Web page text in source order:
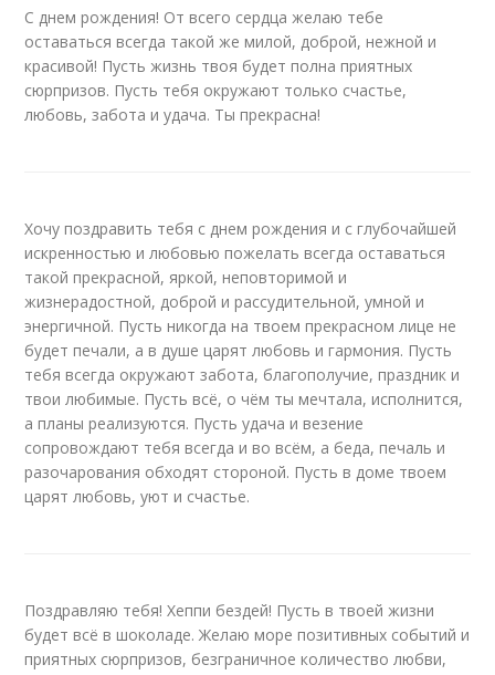
С днем рождения! От всего сердца желаю тебе
оставаться всегда такой же милой, доброй, нежной и
красивой! Пусть жизнь твоя будет полна приятных
сюрпризов. Пусть тебя окружают только счастье,
любовь, забота и удача. Ты прекрасна!
Хочу поздравить тебя с днем рождения и с глубочайшей
искренностью и любовью пожелать всегда оставаться
такой прекрасной, яркой, неповторимой и
жизнерадостной, доброй и рассудительной, умной и
энергичной. Пусть никогда на твоем прекрасном лице не
будет печали, а в душе царят любовь и гармония. Пусть
тебя всегда окружают забота, благополучие, праздник и
твои любимые. Пусть всё, о чём ты мечтала, исполнится,
а планы реализуются. Пусть удача и везение
сопровождают тебя всегда и во всём, а беда, печаль и
разочарования обходят стороной. Пусть в доме твоем
царят любовь, уют и счастье.
Поздравляю тебя! Хеппи бездей! Пусть в твоей жизни
будет всё в шоколаде. Желаю море позитивных событий и
приятных сюрпризов, безграничное количество любви,